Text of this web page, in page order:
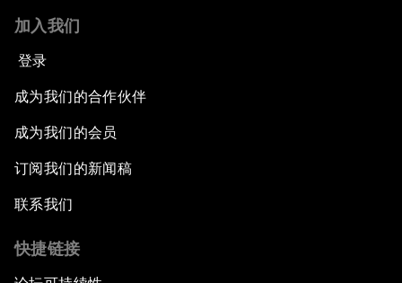
加入我们
登录
成为我们的合作伙伴
成为我们的会员
订阅我们的新闻稿
联系我们
快捷链接